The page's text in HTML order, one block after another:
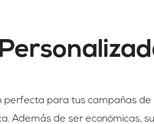
para tus campañas
Además de ser económicas,